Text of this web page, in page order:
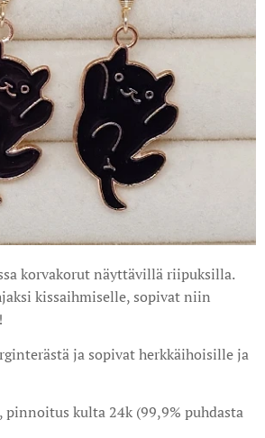
korvakorut näyttävillä riipuksilla.
kissaihmiselle, sopivat niin
ja sopivat herkkäihoisille ja
pinnoitus kulta 24k (99,9% puhdasta